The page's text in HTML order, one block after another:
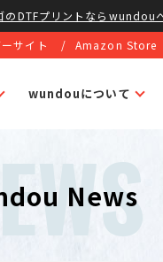
DTFプリントならwundou
wundouについて
サイト Amazon Store
News